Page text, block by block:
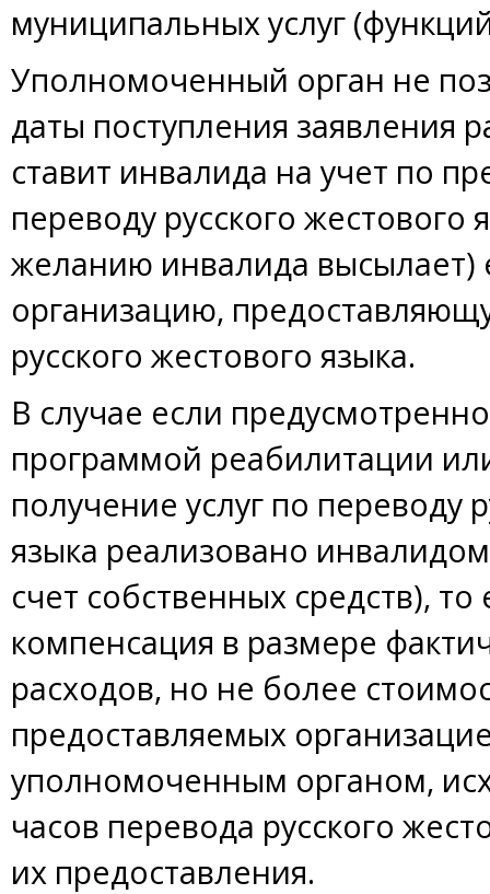
муниципальных услуг
Уполномоченный орган не
даты поступления заявления
ставит инвалида на учет по
переводу русского жестового
желанию инвалида высылает)
организацию,
русского жестового языка.
В случае если
программой реабилитации
получение услуг по переводу
языка реализовано
счет собственных средств),
компенсация в размере
расходов, но не более
предоставляемых
уполномоченным органом,
часов перевода русского
их предоставления.